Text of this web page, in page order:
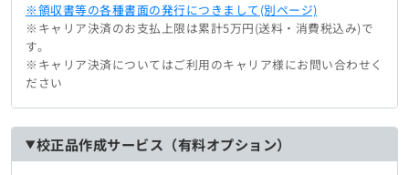
※領収書等の各種書面の発行につきまして(別ページ)
※キャリア決済のお支払上限は累計5万円(送料・消費税込み)で
す。
※キャリア決済についてはご利用のキャリア様にお問い合わせく
ださい
校正品作成サービス（有料オプション）